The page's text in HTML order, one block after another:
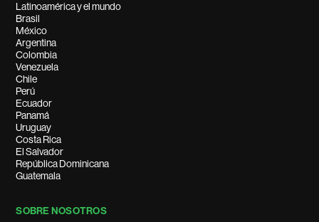
Latinoamérica y el mundo
Brasil
México
Argentina
Colombia
Venezuela
Chile
Perú
Ecuador
Panamá
Uruguay
Costa Rica
El Salvador
República Dominicana
Guatemala
SOBRE NOSOTROS